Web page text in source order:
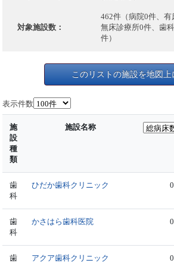
対象施設数：
462件（病院0件、有
無床診療所0件、歯
件）
このリストの施設を地図上
表示件数
施
設
種
類
施設名称
歯
科
ひだか歯科クリニック 0
歯
科
かさはら歯科医院 0
歯
アクア歯科クリニック 0